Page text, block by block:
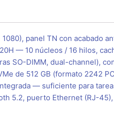
1080), panel TN con acabado
— 10 núcleos / 16 hilos,
SO-DIMM, dual-channel),
de 512 GB (formato 2242
— suficiente para
5.2, puerto Ethernet (RJ-